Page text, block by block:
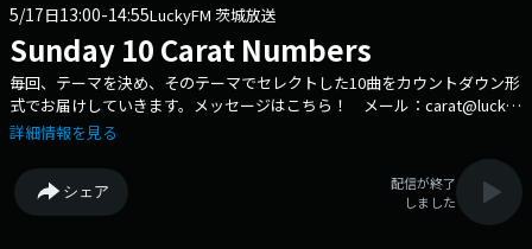
5/17日13:00-14:55LuckyFM 茨城放送
Sunday 10 Carat Numbers
毎回、テーマを決め、そのテーマでセレクトした10曲をカウントダウン形
式でお届けしていきます。メッセージはこちら！ メール：carat@lucky-
ibaraki.com Xはこちら！ @10carat_lucky ハッシュタグ #テンカラ で
詳細情報を見る
シェア
配信が終了
しました